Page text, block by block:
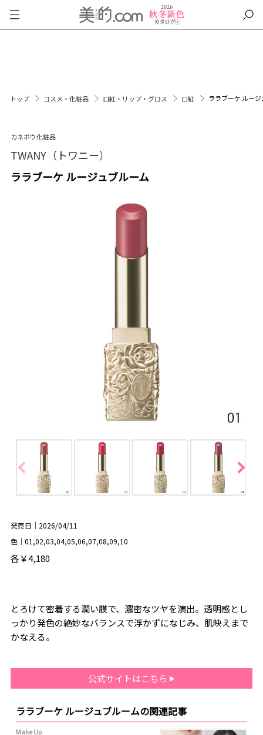
トップ コスメ・化粧品 口紅・リップ・グロス 口紅 ララブーケ ルー
カネボウ化粧品
TWANY（トワニー）
ララブーケ ルージュブルーム
発売日｜2026/04/11
色｜01,02,03,04,05,06,07,08,09,10
各￥4,180
とろけて密着する潤い膜で、濃密なツヤを演出。透明感とし
っかり発色の絶妙なバランスで浮かずになじみ、肌映えまで
かなえる。
公式サイトはこちら
ララブーケ ルージュブルームの関連記事
Make Up